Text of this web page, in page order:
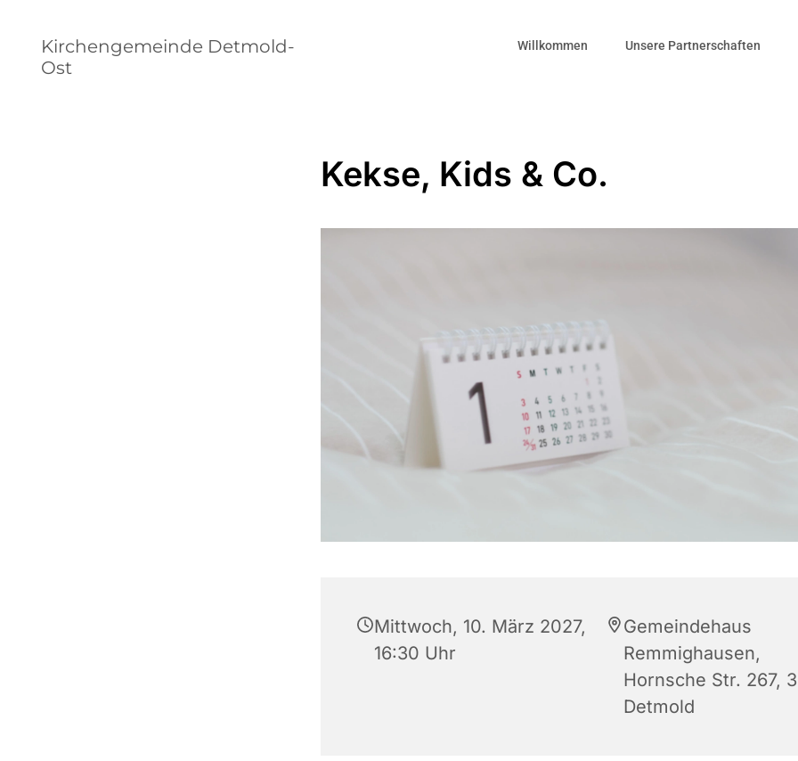
Kirchengemeinde Detmold-
Ost
Willkommen Unsere Partnerschaften
Kekse, Kids & Co.
Mittwoch, 10. März 2027,
16:30 Uhr
Gemeindehaus
Remmighausen,
Hornsche Str. 267,
Detmold